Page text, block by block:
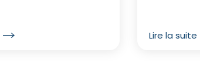
Lire la suite